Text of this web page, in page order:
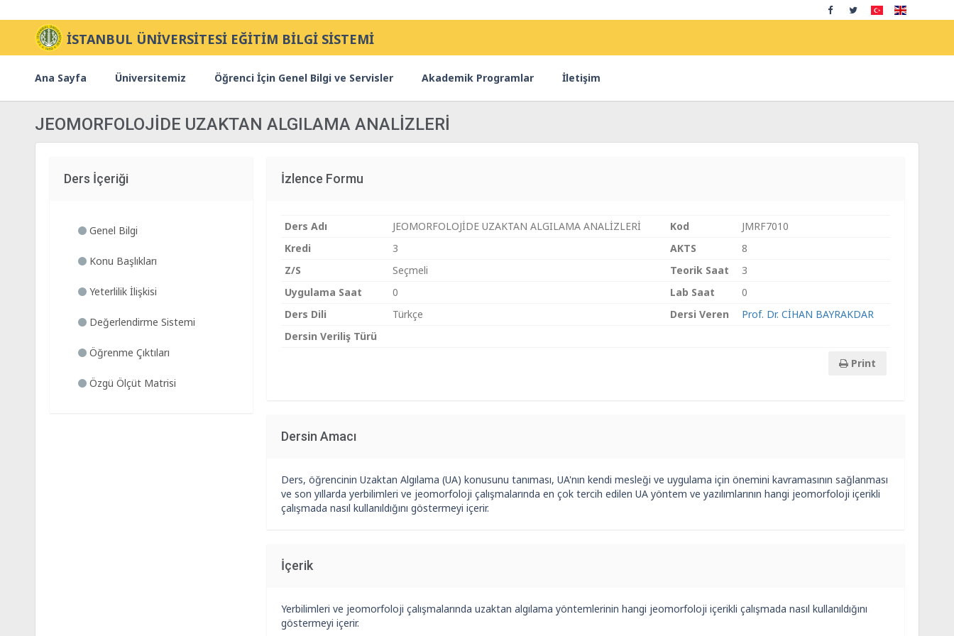
İSTANBUL ÜNİVERSİTESİ EĞİTİM BİLGİ SİSTEMİ
Ana Sayfa Üniversitemiz Öğrenci İçin Genel Bilgi ve Servisler Akademik Programlar İletişim
JEOMORFOLOJİDE UZAKTAN ALGILAMA ANALİZLERİ
Ders İçeriği
Genel Bilgi
Konu Başlıkları
Yeterlilik İlişkisi
Değerlendirme Sistemi
Öğrenme Çıktıları
Özgü Ölçüt Matrisi
İzlence Formu
Ders Adı JEOMORFOLOJİDE UZAKTAN ALGILAMA ANALİZLERİ Kod
JMRF7010
Kredi
3 AKTS
8
Z/S
Seçmeli Teorik Saat
3
Uygulama Saat
0 Lab Saat
0
Ders Dili
Türkçe Dersi Veren
Prof. Dr. CİHAN BAYRAKDAR
Dersin Veriliş Türü
Print
Dersin Amacı
Ders, öğrencinin Uzaktan Algılama (UA) konusunu tanıması, UA'nın kendi mesleği ve uygulama için önemini kavramasının sağlanması
ve son yıllarda yerbilimleri ve jeomorfoloji çalışmalarında en çok tercih edilen UA yöntem ve yazılımlarının hangi jeomorfoloji içerikli
çalışmada nasıl kullanıldığını göstermeyi içerir.
İçerik
Yerbilimleri ve jeomorfoloji çalışmalarında uzaktan algılama yöntemlerinin hangi jeomorfoloji içerikli çalışmada nasıl kullanıldığını
göstermeyi içerir.